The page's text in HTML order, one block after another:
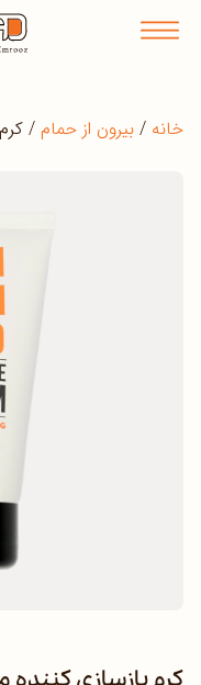
خانه / بیرون از حمام/